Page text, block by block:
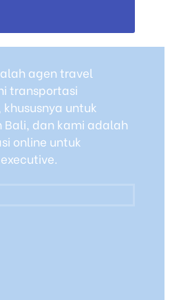
agen travel
transportasi
untuk
Bali, dan kami adalah
online untuk